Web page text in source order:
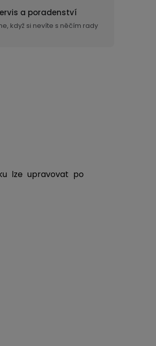
a poradenství
když si nevíte s něčím rady
lze upravovat po